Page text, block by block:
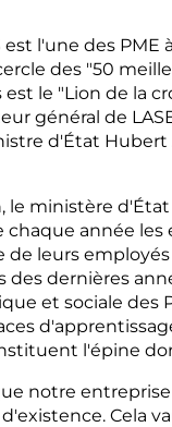
est l'une des
des "50
le "Lion de la
général de
d'État
le ministère
chaque année
leurs
des dernières
et sociale des
l'épine
notre
Cela